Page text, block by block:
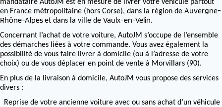
mandataire AutoJM est en mesure de livrer votre véhicule partout
en France métropolitaine (hors Corse), dans la région de Auvergne-
Rhône-Alpeset dans la ville de Vaulx-en-Velin.
Concernant l’achat de votre voiture, AutoJM s’occupe de l’ensemble
des démarches liées à votre commande. Vous avez également la
possibilité de vous faire livrer à domicile (ou à l’adresse de votre
choix) ou de vous déplacer en point de vente à Morvillars (90).
En plus de la livraison à domicile, AutoJM vous propose des services
divers :
Reprise de votre ancienne voiture avec ou sans achat d’un véhicule